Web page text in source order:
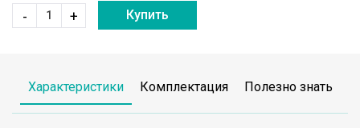
- + Купить
Характеристики Комплектация Полезно знать